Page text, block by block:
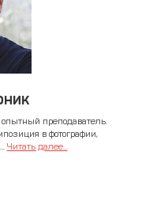
преподаватель.
в фотографии,
Читать далее...